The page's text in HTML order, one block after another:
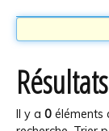
Il y a 0 éléments